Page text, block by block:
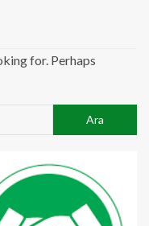
for. Perhaps